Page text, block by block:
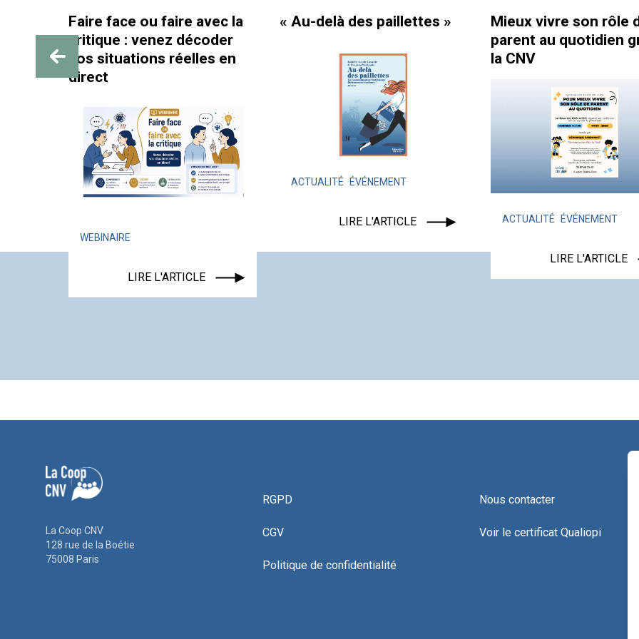
« Au-delà des paillettes »
ACTUALITÉ ÉVÉNEMENT
Mieux vivre son rôle de
ACTUALITÉ ÉVÉNEMENT
Comment réussir à
équipe ?
LA COOP CNV
LIRE L'ARTICLE
La Coop CNV
128 rue de la Boétie
75008 Paris
RGPD
CGV
Politique de confidentialité
Nous contacter
Voir le certificat Qualiopi